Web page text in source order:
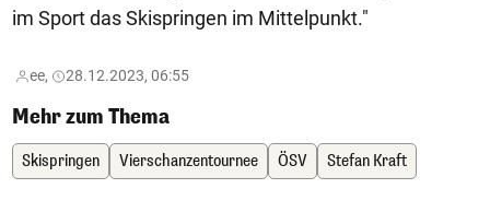
im Sport das Skispringen im Mittelpunkt."
ee, 28.12.2023, 06:55
Mehr zum Thema
Skispringen Vierschanzentournee ÖSV Stefan Kraft